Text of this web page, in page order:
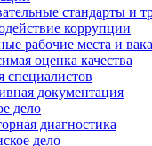
стандарты и
коррупции
рабочие места и
оценка качества
специалистов
документация
дело
диагностика
дело